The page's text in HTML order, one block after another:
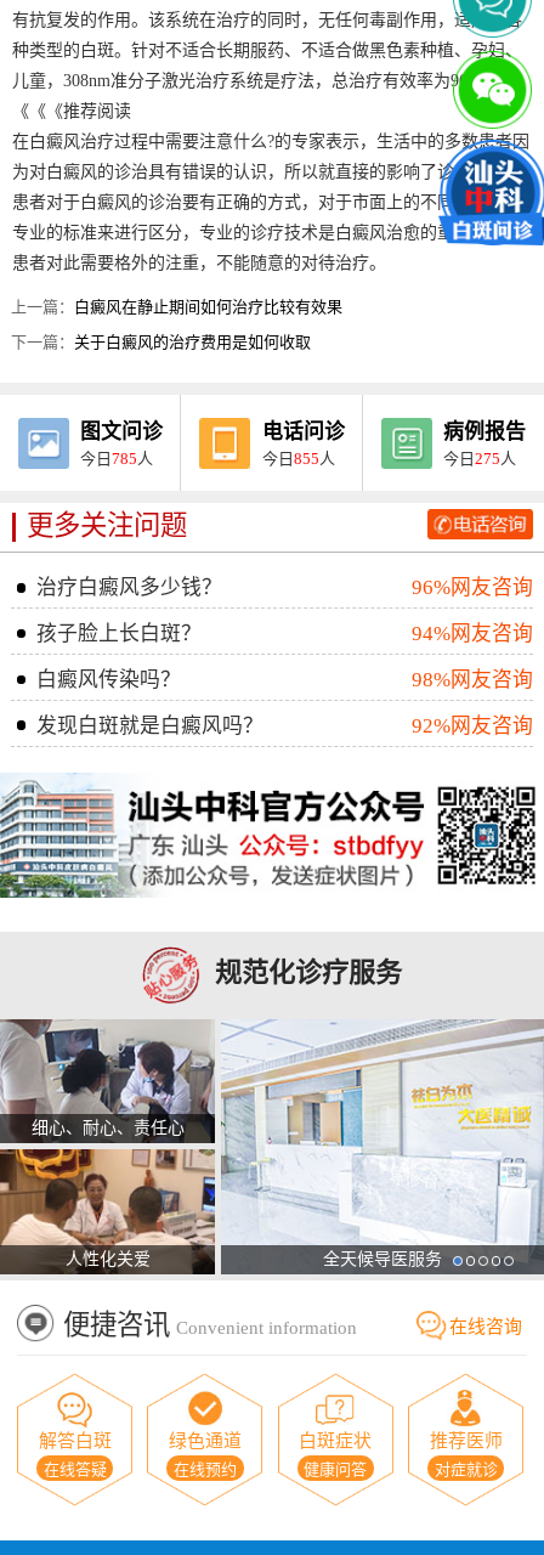
有抗复发的作用。该系统在治疗的同时，无任何毒副作用，适用于各
种类型的白斑。针对不适合长期服药、不适合做黑色素种植、孕妇、
儿童，308nm准分子激光治疗系统是疗法，总治疗有效率为96.7%。
《《《推荐阅读
在白癜风治疗过程中需要注意什么?的专家表示，生活中的多数患者因
为对白癜风的诊治具有错误的认识，所以就直接的影响了诊疗后果。
患者对于白癜风的诊治要有正确的方式，对于市面上的不同技术要以
专业的标准来进行区分，专业的诊疗技术是白癜风治愈的重要因素，
患者对此需要格外的注重，不能随意的对待治疗。
上一篇： 白癜风在静止期间如何治疗比较有效果
下一篇：关于白癜风的治疗费用是如何收取
图文问诊
今日785 人
电话问诊
今日855 人
病例报告
今日275 人
更多关注问题
治疗白癜风多少钱？
96%网友咨询
孩子脸上长白斑？
94%网友咨询
白癜风传染吗？
98%网友咨询
发现白斑就是白癜风吗？
92%网友咨询
规范化诊疗服务
细心、耐心、责任心
人性化关爱 全天候导医服务
便捷咨讯 Convenient information 在线咨询
解答白斑
在线答疑
绿色通道
在线预约
白斑症状
健康问答
推荐医师
对症就诊